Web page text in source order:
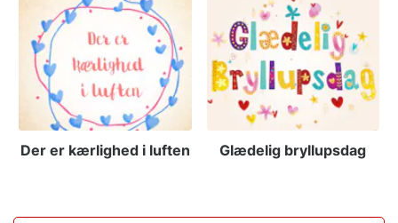
Der er kærlighed i luften Glædelig bryllupsdag